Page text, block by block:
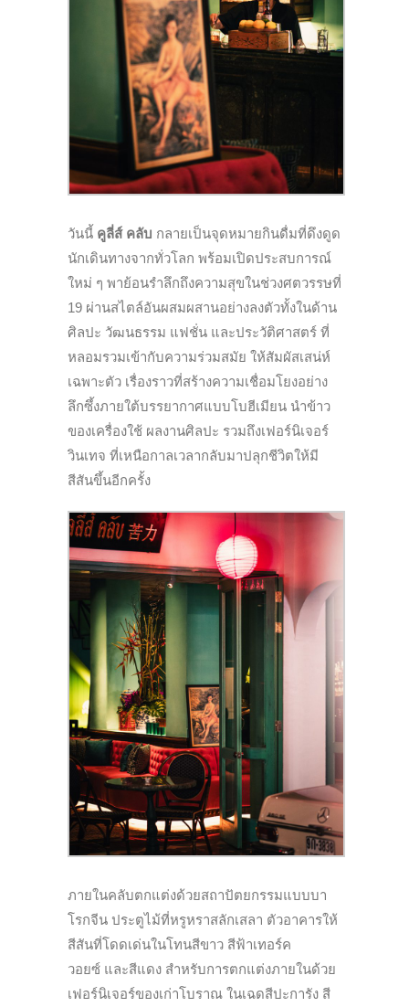
วันนี้ คูลี่ส์ คลับ กลายเป็นจุดหมายกินดื่มที่ดึงดูด
นักเดินทางจากทั่วโลก พร้อมเปิดประสบการณ์
ใหม่ ๆ พาย้อนรำลึกถึงความสุขในช่วงศตวรรษที่
19 ผ่านสไตล์อันผสมผสานอย่างลงตัวทั้งในด้าน
ศิลปะ วัฒนธรรม แฟชั่น และประวัติศาสตร์ ที่
หลอมรวมเข้ากับความร่วมสมัย ให้สัมผัสเสน่ห์
เฉพาะตัว เรื่องราวที่สร้างความเชื่อมโยงอย่าง
ลึกซึ้งภายใต้บรรยากาศแบบโบฮีเมียน นำข้าว
ของเครื่องใช้ ผลงานศิลปะ รวมถึงเฟอร์นิเจอร์
วินเทจ ที่เหนือกาลเวลากลับมาปลุกชีวิตให้มี
สีสันขึ้นอีกครั้ง
ภายในคลับตกแต่งด้วยสถาปัตยกรรมแบบบา
โรกจีน ประตูไม้ที่หรูหราสลักเสลา ตัวอาคารให้
สีสันที่โดดเด่นในโทนสีขาว สีฟ้าเทอร์ค
วอยซ์ และสีแดง สำหรับการตกแต่งภายในด้วย
เฟอร์นิเจอร์ของเก่าโบราณ ในเฉดสีปะการัง สี